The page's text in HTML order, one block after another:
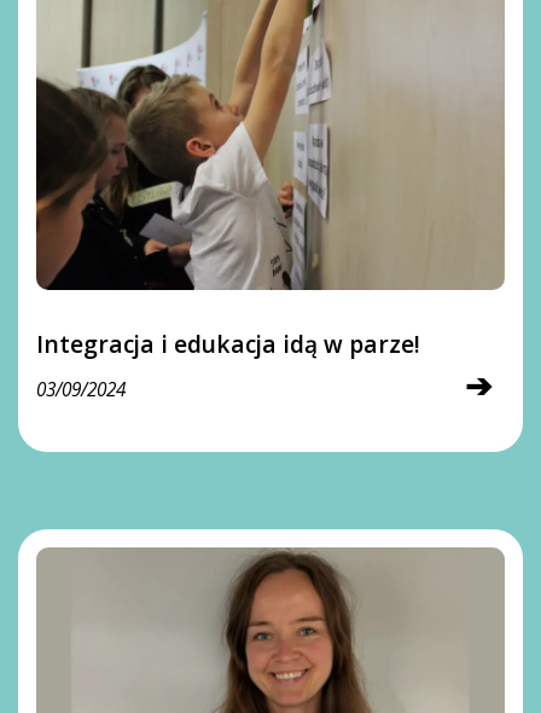
Integracja i edukacja idą w parze!
➔
03/09/2024